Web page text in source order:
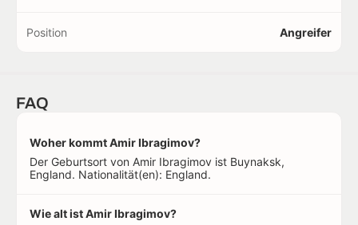
Position Angreifer
FAQ
Woher kommt Amir Ibragimov?
Der Geburtsort von Amir Ibragimov ist Buynaksk,
England. Nationalität(en): England.
Wie alt ist Amir Ibragimov?